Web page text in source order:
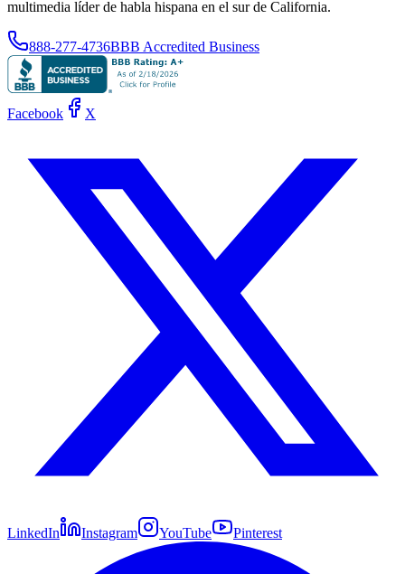
multimedia líder de habla hispana en el sur de California.
888-277-4736BBB Accredited Business
Facebook X
LinkedIn Instagram YouTube Pinterest